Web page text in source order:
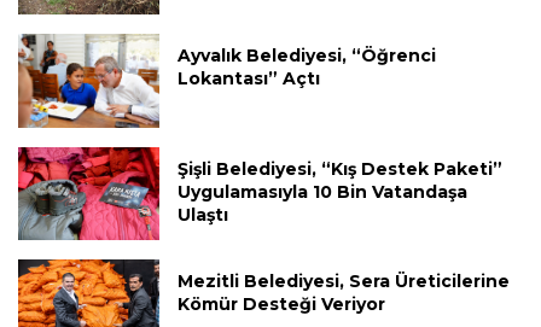
Ayvalık Belediyesi, “Öğrenci
Lokantası” Açtı
Şişli Belediyesi, “Kış Destek Paketi”
Uygulamasıyla 10 Bin Vatandaşa
Ulaştı
Mezitli Belediyesi, Sera Üreticilerine
Kömür Desteği Veriyor